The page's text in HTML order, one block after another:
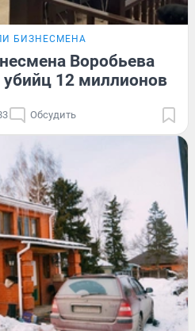
БИЗНЕСМЕНА
Воробьева
убийц 12 миллионов
Обсудить